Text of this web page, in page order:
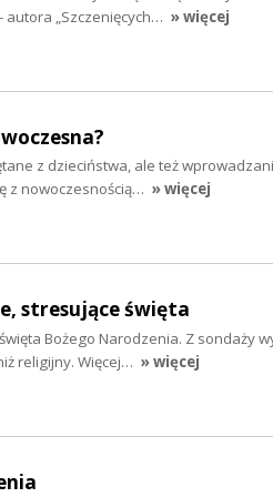
autora „Szczenięcych… » więcej
z dzieciństwa, ale też
z nowoczesnością… » więcej
stresujące święta
Bożego Narodzenia. Z sondaży
religijny. Więcej… » więcej